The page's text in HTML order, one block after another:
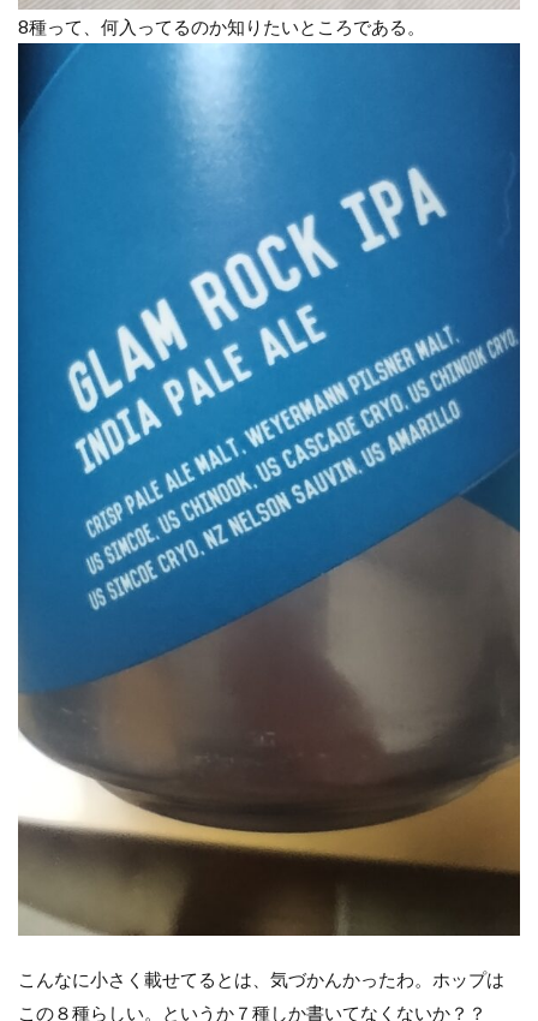
8種って、何入ってるのか知りたいところである。
こんなに小さく載せてるとは、気づかんかったわ。ホップは
この８種らしい。というか７種しか書いてなくないか？？